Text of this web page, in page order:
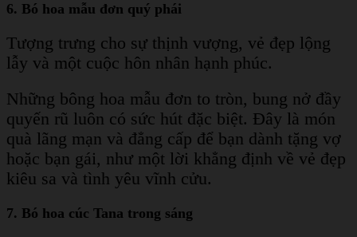
6. Bó hoa mẫu đơn quý phái
Tượng trưng cho sự thịnh vượng, vẻ đẹp lộng
lẫy và một cuộc hôn nhân hạnh phúc.
Những bông hoa mẫu đơn to tròn, bung nở đầy
quyến rũ luôn có sức hút đặc biệt. Đây là món
quà lãng mạn và đẳng cấp để bạn dành tặng vợ
hoặc bạn gái, như một lời khẳng định về vẻ đẹp
kiêu sa và tình yêu vĩnh cửu.
7. Bó hoa cúc Tana trong sáng